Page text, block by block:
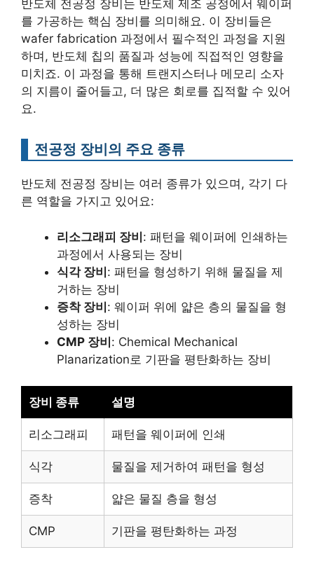
반도체 전공정 장비는 반도체 제조 공정에서 웨이퍼
를 가공하는 핵심 장비를 의미해요. 이 장비들은
wafer fabrication 과정에서 필수적인 과정을 지원
하며, 반도체 칩의 품질과 성능에 직접적인 영향을
미치죠. 이 과정을 통해 트랜지스터나 메모리 소자
의 지름이 줄어들고, 더 많은 회로를 집적할 수 있어
요.
전공정 장비의 주요 종류
반도체 전공정 장비는 여러 종류가 있으며, 각기 다
른 역할을 가지고 있어요:
리소그래피 장비: 패턴을 웨이퍼에 인쇄하는
과정에서 사용되는 장비
식각 장비: 패턴을 형성하기 위해 물질을 제
거하는 장비
증착 장비: 웨이퍼 위에 얇은 층의 물질을 형
성하는 장비
CMP 장비: Chemical Mechanical
Planarization로 기판을 평탄화하는 장비
장비 종류 설명
리소그래피 패턴을 웨이퍼에 인쇄
식각 물질을 제거하여 패턴을 형성
증착 얇은 물질 층을 형성
CMP 기판을 평탄화하는 과정